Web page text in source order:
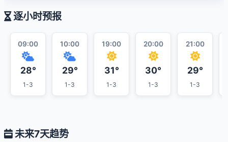
逐小时预报
09:00
28°
1-3
10:00
29°
1-3
19:00
31°
1-3
20:00
30°
1-3
21:00
29°
1-3
未来7天趋势